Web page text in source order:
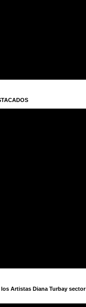
Artistas Diana Turbay sector